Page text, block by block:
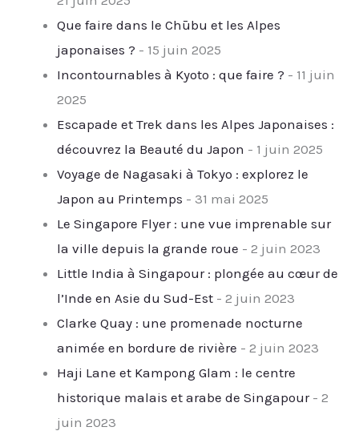
Que faire dans le Chūbu et les Alpes
japonaises ? - 15 juin 2025
Incontournables à Kyoto : que faire ? - 11 juin
2025
Escapade et Trek dans les Alpes Japonaises :
découvrez la Beauté du Japon - 1 juin 2025
Voyage de Nagasaki à Tokyo : explorez le
Japon au Printemps - 31 mai 2025
Le Singapore Flyer : une vue imprenable sur
la ville depuis la grande roue - 2 juin 2023
Little India à Singapour : plongée au cœur de
l’Inde en Asie du Sud-Est - 2 juin 2023
Clarke Quay : une promenade nocturne
animée en bordure de rivière - 2 juin 2023
Haji Lane et Kampong Glam : le centre
historique malais et arabe de Singapour- 2
juin 2023